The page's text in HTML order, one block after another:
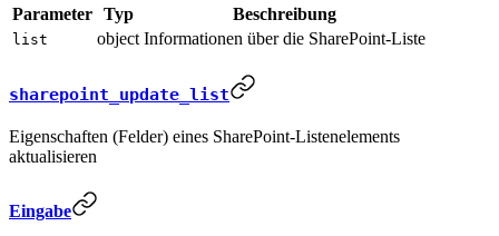
Parameter Typ Beschreibung
list object Informationen über die SharePoint-Liste
sharepoint_update_list
Eigenschaften (Felder) eines SharePoint-Listenelements
aktualisieren
Eingabe